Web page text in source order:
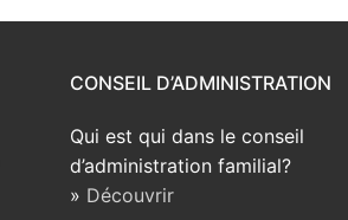
CONSEIL D’ADMINISTRATION
Qui est qui dans le conseil
d’administration familial?
» Découvrir